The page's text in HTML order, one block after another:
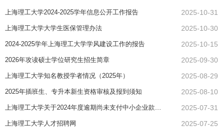
上海理工大学2024-2025学年信息公开工作报告 2025-10-31
上海理工大学大学生医保管理办法 2025-10-30
2024-2025学年上海理工大学学风建设工作的报告 2025-10-15
2026年攻读硕士学位研究生招生简章 2025-09-30
上海理工大学知名教授学者情况（2025年） 2025-08-29
2025年插班生、专升本新生资格审核及报到须知 2025-08-10
2025-07-31
上海理工大学人才招聘网 2025-07-25